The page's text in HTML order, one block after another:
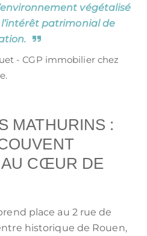
végétalisé
patrimonial de
- CGP immobilier chez
MATHURINS :
AU CŒUR DE
place au 2 rue de
historique de Rouen,